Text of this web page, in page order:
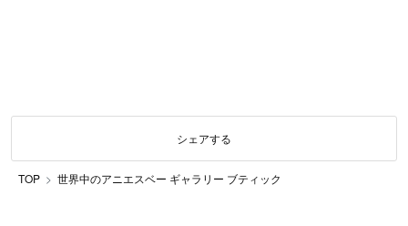
シェアする
TOP 世界中のアニエスベー ギャラリー ブティック